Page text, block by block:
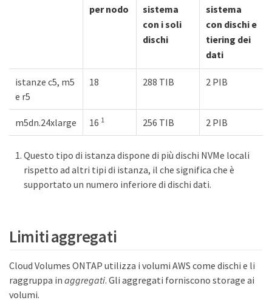
per nodo
sistema
con i soli
dischi
sistema
con dischi e
tiering dei
dati
istanze c5, m5
e r5
18 288 TIB 2 PIB
m5dn.24xlarge 16 1 256 TIB 2 PIB
Questo tipo di istanza dispone di più dischi NVMe locali
rispetto ad altri tipi di istanza, il che significa che è
supportato un numero inferiore di dischi dati.
Limiti aggregati
Cloud Volumes ONTAP utilizza i volumi AWS come dischi e li
raggruppa in aggregati. Gli aggregati forniscono storage ai
volumi.